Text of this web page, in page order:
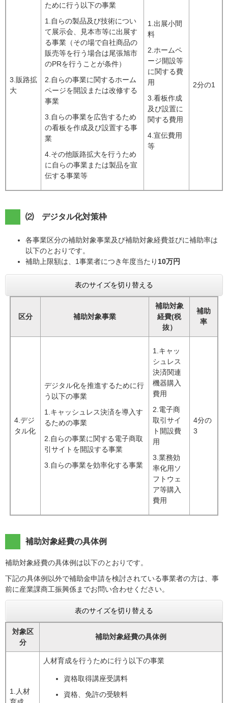
3.販路拡
大
ために行う以下の事業
1.自らの製品及び技術につい
て展示会、見本市等に出展す
る事業（その場で自社商品の
販売等を行う場合は尾張旭市
のPRを行うことが条件）
2.自らの事業に関するホーム
ページを開設または改修する
事業
3.自らの事業を広告するため
の看板を作成及び設置する事
業
4.その他販路拡大を行うため
に自らの事業または製品を宣
伝する事業等
1.出展小間
料
2.ホームペ
ージ開設等
に関する費
用
3.看板作成
及び設置に
関する費用
4.宣伝費用
等
2分の1
⑵ デジタル化対策枠
各事業区分の補助対象事業及び補助対象経費並びに補助率は
以下のとおりです。
補助上限額は、1事業者につき年度当たり 10万円
表のサイズを切り替える
区分 補助対象事業
補助対象
経費(税
抜）
補助
率
4.デジ
タル化
デジタル化を推進するために行
う以下の事業
1.キャッシュレス決済を導入す
るための事業
2.自らの事業に関する電子商取
引サイトを開設する事業
3.自らの事業を効率化する事業
1.キャッ
シュレス
決済関連
機器購入
費用
2.電子商
取引サイ
ト開設費
用
3.業務効
率化用ソ
フトウェ
ア等購入
費用
4分の
3
補助対象経費の具体例
補助対象経費の具体例は以下のとおりです。
下記の具体例以外で補助金申請を検討されている事業者の方は、事
前に産業課商工振興係までお問い合わせください。
表のサイズを切り替える
対象区
分
補助対象経費の具体例
1.人材
​​人材育成を行うために行う以下の事業
資格取得講座受講料
資格、免許の受験料